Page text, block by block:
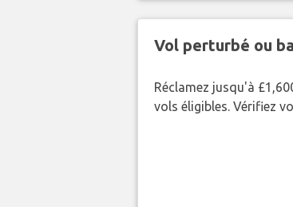
Vol perturbé ou
Réclamez jusqu'à
vols éligibles. Vérifiez